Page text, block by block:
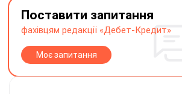
Поставити запитання
фахівцям редакції «Дебет-Кредит»
Моє запитання